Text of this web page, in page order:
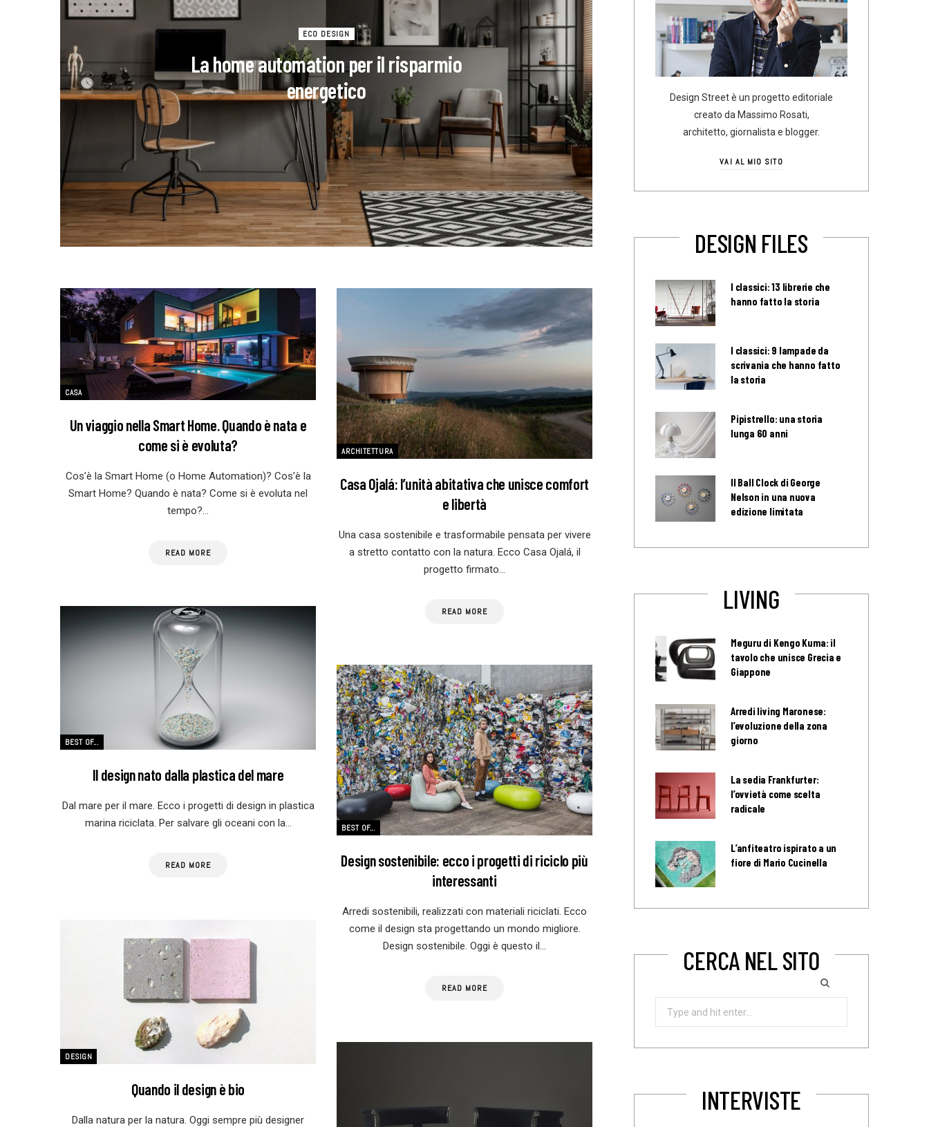
ECO DESIGN
La home automation per il risparmio
energetico
CASA
Un viaggio nella Smart Home. Quando è nata e
come si è evoluta?
Cos’è la Smart Home (o Home Automation)? Cos’è la
Smart Home? Quando è nata? Come si è evoluta nel
tempo?…
READ MORE
ARCHITETTURA
Casa Ojalá: l’unità abitativa che unisce comfort
e libertà
Una casa sostenibile e trasformabile pensata per vivere
a stretto contatto con la natura. Ecco Casa Ojalá, il
progetto firmato…
READ MORE
BEST OF...
Il design nato dalla plastica del mare
Dal mare per il mare. Ecco i progetti di design in plastica
marina riciclata. Per salvare gli oceani con la…
READ MORE
BEST OF...
Design sostenibile: ecco i progetti di riciclo più
interessanti
Arredi sostenibili, realizzati con materiali riciclati. Ecco
come il design sta progettando un mondo migliore.
Design sostenibile. Oggi è questo il…
READ MORE
DESIGN
Quando il design è bio
Dalla natura per la natura. Oggi sempre più designer
Design Street è un progetto editoriale
creato da Massimo Rosati,
architetto, giornalista e blogger.
VAI AL MIO SITO
DESIGN FILES
I classici: 13 librerie che
hanno fatto la storia
I classici: 9 lampade da
scrivania che hanno fatto
la storia
Pipistrello: una storia
lunga 60 anni
Il Ball Clock di George
Nelson in una nuova
edizione limitata
LIVING
Meguru di Kengo Kuma: il
tavolo che unisce Grecia e
Giappone
Arredi living Maronese:
l’evoluzione della zona
giorno
La sedia Frankfurter:
l’ovvietà come scelta
radicale
L’anfiteatro ispirato a un
fiore di Mario Cucinella
CERCA NEL SITO
INTERVISTE